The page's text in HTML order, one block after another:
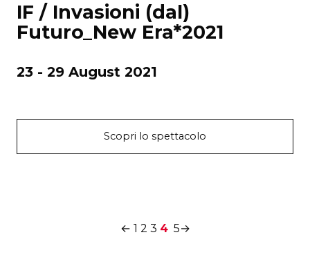
IF / Invasioni (dal)
Futuro_New Era*2021
23 - 29 August 2021
Scopri lo spettacolo
← 1 2 3 4 5→